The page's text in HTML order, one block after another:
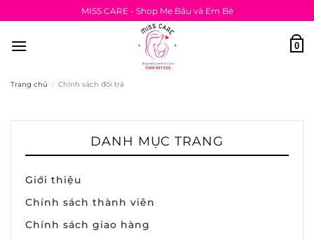
qua
nội
MISS CARE - Shop Mẹ Bầu và Em Bé
0
Trang chủ / Chính sách đổi trả
DANH MỤC TRANG
Giới thiệu
Chính sách thành viên
Chính sách giao hàng